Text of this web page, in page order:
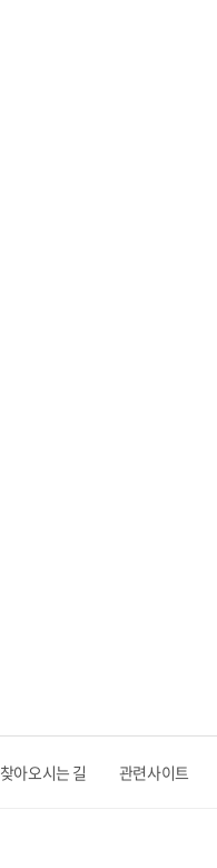
찾아오시는 길 관련사이트